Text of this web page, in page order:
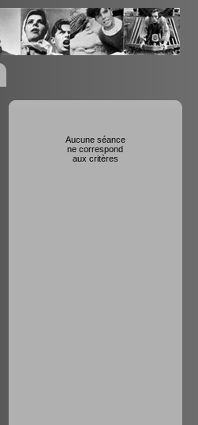
Aucune séance
ne correspond
aux critères